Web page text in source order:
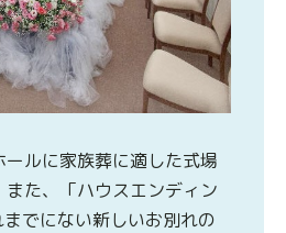
ルに家族葬に適した式場
た、「ハウスエンディン
でにない新しいお別れの